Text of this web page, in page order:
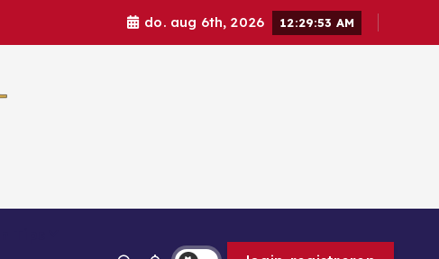
do. aug 6th, 2026 12:29:54 AM